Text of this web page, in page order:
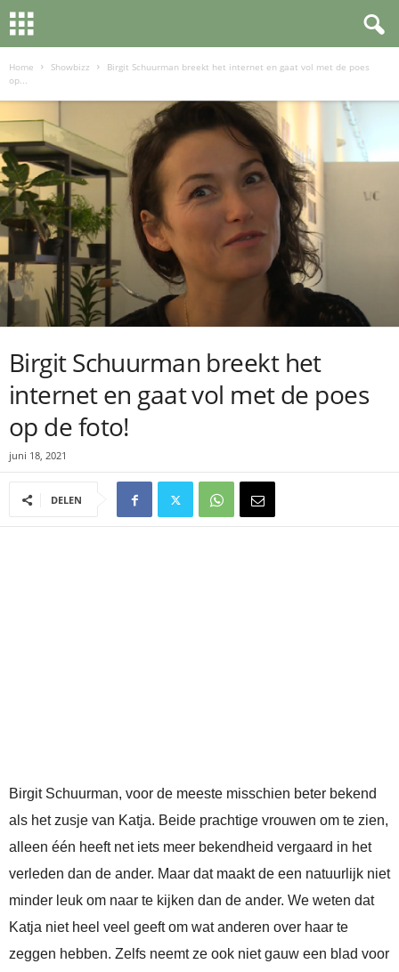
Home Showbizz
Birgit Schuurman breekt het internet en gaat vol met de poes
op...
Birgit Schuurman breekt het
internet en gaat vol met de poes
op de foto!
juni 18, 2021
DELEN
Birgit Schuurman, voor de meeste misschien beter bekend
als het zusje van Katja. Beide prachtige vrouwen om te zien,
alleen één heeft net iets meer bekendheid vergaard in het
verleden dan de ander. Maar dat maakt de een natuurlijk niet
minder leuk om naar te kijken dan de ander. We weten dat
Katja niet heel veel geeft om wat anderen over haar te
zeggen hebben. Zelfs neemt ze ook niet gauw een blad voor